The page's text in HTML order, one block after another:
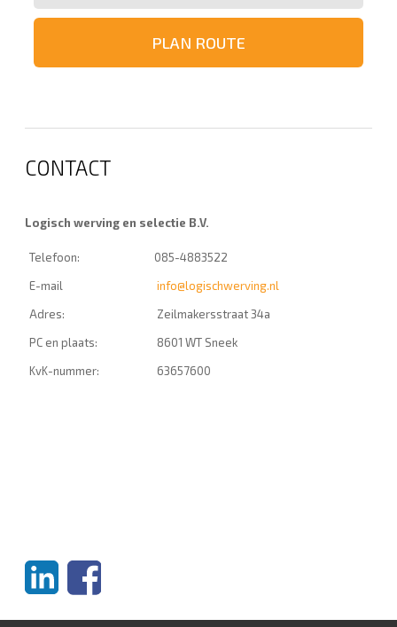
CONTACT
Logisch werving en selectie B.V.
Telefoon:
085-4883522
E-mail
info@logischwerving.nl
Adres:
Zeilmakersstraat 34a
PC en plaats:
8601 WT Sneek
KvK-nummer:
63657600